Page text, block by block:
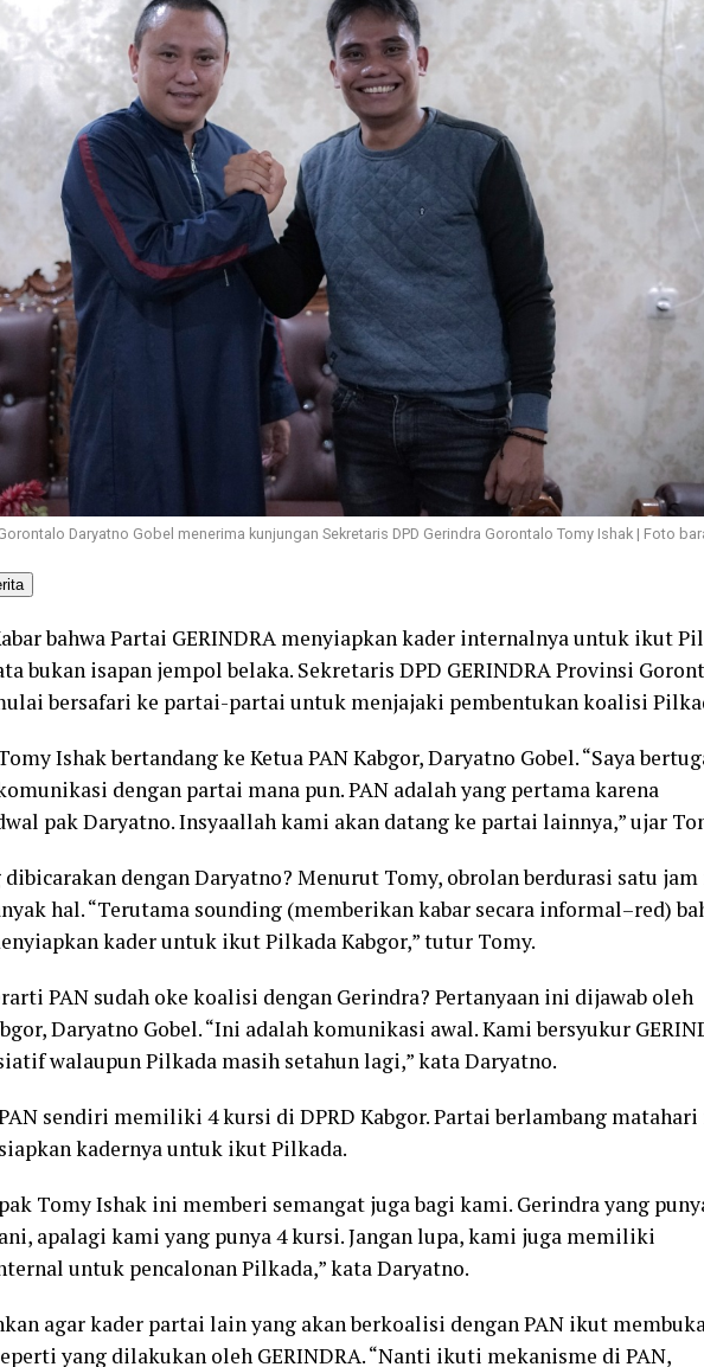
Daryatno Gobel menerima kunjungan Sekretaris DPD Gerindra Gorontalo Tomy Ishak | Foto
bahwa Partai GERINDRA menyiapkan kader internalnya untuk ikut
bukan isapan jempol belaka. Sekretaris DPD GERINDRA Provinsi
bersafari ke partai-partai untuk menjajaki pembentukan koalisi
Ishak bertandang ke Ketua PAN Kabgor, Daryatno Gobel. “Saya
dengan partai mana pun. PAN adalah yang pertama karena
pak Daryatno. Insyaallah kami akan datang ke partai lainnya,” ujar
dibicarakan dengan Daryatno? Menurut Tomy, obrolan berdurasi satu
hal. “Terutama sounding (memberikan kabar secara informal–red)
kader untuk ikut Pilkada Kabgor,” tutur Tomy.
PAN sudah oke koalisi dengan Gerindra? Pertanyaan ini dijawab oleh
Daryatno Gobel. “Ini adalah komunikasi awal. Kami bersyukur
walaupun Pilkada masih setahun lagi,” kata Daryatno.
sendiri memiliki 4 kursi di DPRD Kabgor. Partai berlambang
kadernya untuk ikut Pilkada.
Tomy Ishak ini memberi semangat juga bagi kami. Gerindra yang
apalagi kami yang punya 4 kursi. Jangan lupa, kami juga memiliki
untuk pencalonan Pilkada,” kata Daryatno.
agar kader partai lain yang akan berkoalisi dengan PAN ikut
yang dilakukan oleh GERINDRA. “Nanti ikuti mekanisme di PAN,